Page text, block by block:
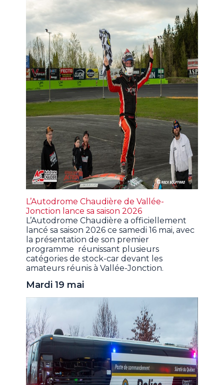
L’Autodrome Chaudière de Vallée-
Jonction lance sa saison 2026
L’Autodrome Chaudière a officiellement
lancé sa saison 2026 ce samedi 16 mai, avec
la présentation de son premier
programme réunissant plusieurs
catégories de stock-car devant les
amateurs réunis à Vallée-Jonction.
Mardi 19 mai